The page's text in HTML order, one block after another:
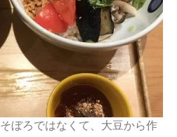
そぼろではなくて、大豆から作